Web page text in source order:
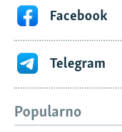
Facebook
Telegram
Popularno